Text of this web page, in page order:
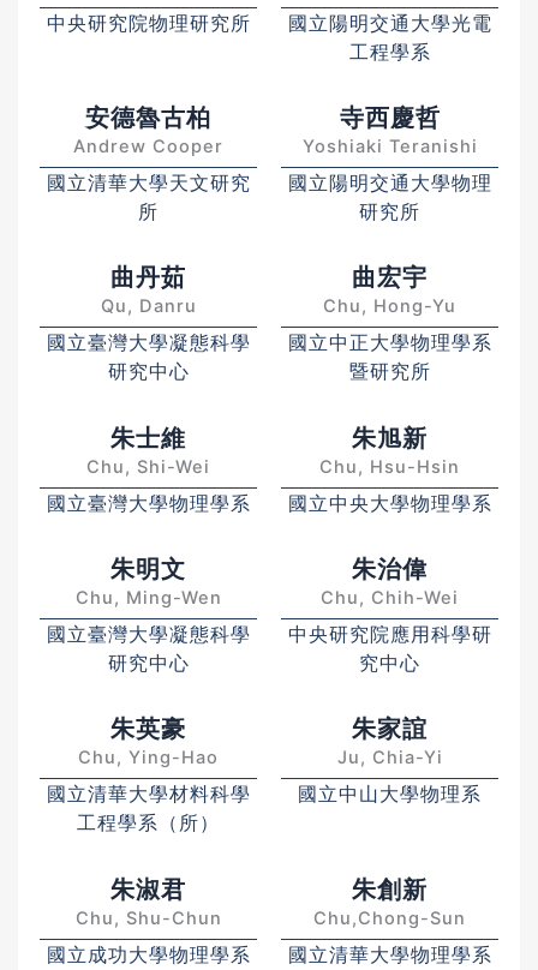
中央研究院物理研究所
國立陽明交通大學光電
工程學系
安德魯古柏
Andrew Cooper
國立清華大學天文研究
所
寺西慶哲
Yoshiaki Teranishi
國立陽明交通大學物理
研究所
曲丹茹
Qu, Danru
國立臺灣大學凝態科學
研究中心
曲宏宇
Chu, Hong-Yu
國立中正大學物理學系
暨研究所
朱士維
Chu, Shi-Wei
國立臺灣大學物理學系
朱旭新
Chu, Hsu-Hsin
國立中央大學物理學系
朱明文
Chu, Ming-Wen
國立臺灣大學凝態科學
研究中心
朱治偉
Chu, Chih-Wei
中央研究院應用科學研
究中心
朱英豪
Chu, Ying-Hao
國立清華大學材料科學
工程學系（所）
朱家誼
Ju, Chia-Yi
國立中山大學物理系
朱淑君
Chu, Shu-Chun
國立成功大學物理學系
朱創新
Chu,Chong-Sun
國立清華大學物理學系